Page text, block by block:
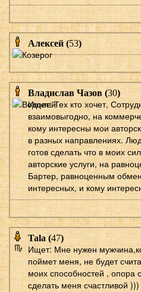
Алексей (53)
Владислав Чазов (30)
Ищет: Тех кто хочет,
взаимовыгодно, на
кому интересны мои
в разных направлениях.
готов сделать что в моих
авторские услуги, на
Бартер, равноценным
интересных, и кому
Tala (47)
Ищет: Мне нужен
поймет меня, не будет
моих способностей , опора
сделать меня счастливой )))